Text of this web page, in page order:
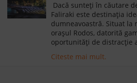
Dacă sunteți în căutare
Faliraki este destinația
dumneavoastră. Situat la
orașul Rodos, datorită
oportunități de distracție
lăsarea serii Faliraki se
Citeste mai mult.